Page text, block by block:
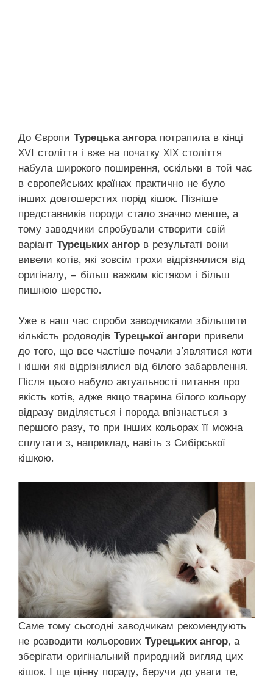
До Європи Турецька ангорапотрапила в кінці
XVI століття і вже на початку XIX століття
набула широкого поширення, оскільки в той час
в європейських країнах практично не було
інших довгошерстих порід кішок. Пізніше
представників породи стало значно менше, а
тому заводчики спробували створити свій
варіант Турецьких ангор в результаті вони
вивели котів, які зовсім трохи відрізнялися від
оригіналу, – більш важким кістяком і більш
пишною шерстю.
Уже в наш час спроби заводчиками збільшити
кількість родоводів Турецької ангори привели
до того, що все частіше почали з’являтися коти
і кішки які відрізнялися від білого забарвлення.
Після цього набуло актуальності питання про
якість котів, адже якщо тварина білого кольору
відразу виділяється і порода впізнається з
першого разу, то при інших кольорах її можна
сплутати з, наприклад, навіть з Сибірської
кішкою.
Саме тому сьогодні заводчикам рекомендують
не розводити кольорових Турецьких ангор, а
зберігати оригінальний природний вигляд цих
кішок. І ще цінну пораду, беручи до уваги те,